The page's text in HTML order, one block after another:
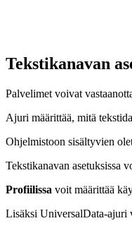
Tekstikanavan
Palvelimet voivat
Ajuri määrittää, mitä
Ohjelmistoon sisältyvien
Tekstikanavan asetuksissa
Profiilissa voit määrittää
Lisäksi UniversalData-ajuri